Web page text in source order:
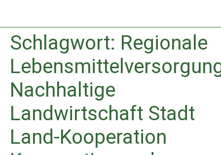
Schlagwort: Regionale
Nachhaltige
Landwirtschaft Stadt
Land-Kooperation